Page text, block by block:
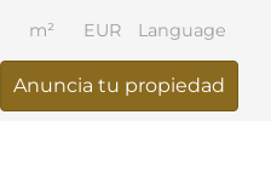
Language
Anuncia tu propiedad
EUR
m²